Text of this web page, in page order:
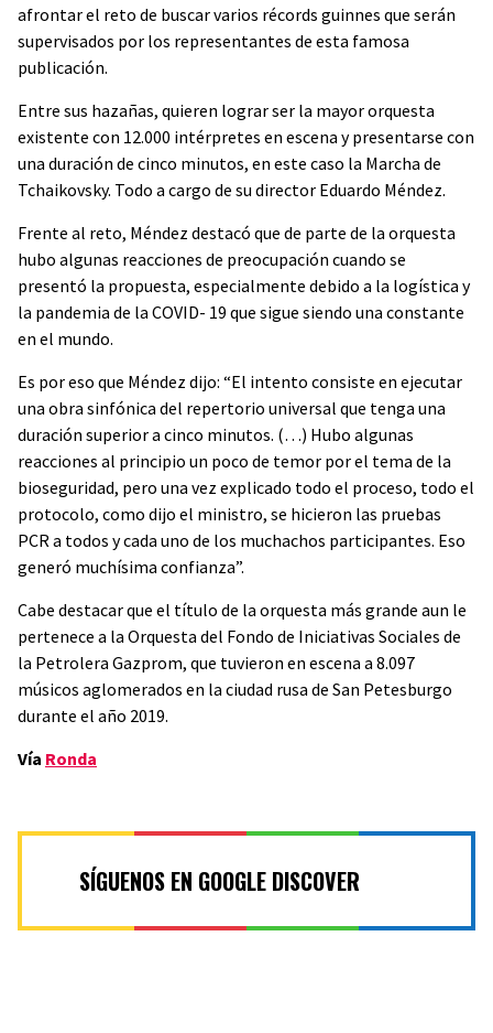
afrontar el reto de buscar varios récords guinnes que serán
supervisados por los representantes de esta famosa
publicación.
Entre sus hazañas, quieren lograr ser la mayor orquesta
existente con 12.000 intérpretes en escena y presentarse con
una duración de cinco minutos, en este caso la Marcha de
Tchaikovsky. Todo a cargo de su director Eduardo Méndez.
Frente al reto, Méndez destacó que de parte de la orquesta
hubo algunas reacciones de preocupación cuando se
presentó la propuesta, especialmente debido a la logística y
la pandemia de la COVID- 19 que sigue siendo una constante
en el mundo.
Es por eso que Méndez dijo: “El intento consiste en ejecutar
una obra sinfónica del repertorio universal que tenga una
duración superior a cinco minutos. (…) Hubo algunas
reacciones al principio un poco de temor por el tema de la
bioseguridad, pero una vez explicado todo el proceso, todo el
protocolo, como dijo el ministro, se hicieron las pruebas
PCR a todos y cada uno de los muchachos participantes. Eso
generó muchísima confianza”.
Cabe destacar que el título de la orquesta más grande aun le
pertenece a la Orquesta del Fondo de Iniciativas Sociales de
la Petrolera Gazprom, que tuvieron en escena a 8.097
músicos aglomerados en la ciudad rusa de San Petesburgo
durante el año 2019.
Vía Ronda
SÍGUENOS EN GOOGLE DISCOVER